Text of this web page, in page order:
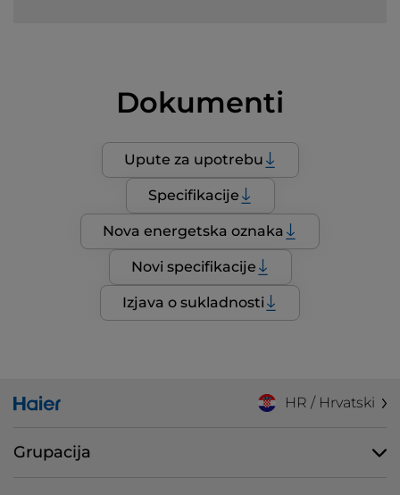
Dokumenti
Upute za upotrebu
Specifikacije
Nova energetska oznaka
Novi specifikacije
Izjava o sukladnosti
HR / Hrvatski
Grupacija